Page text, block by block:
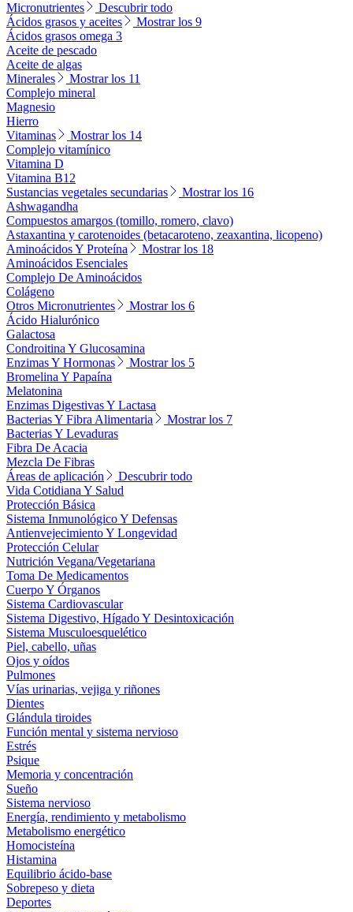
Micronutrientes
Descubrir todo
Ácidos grasos y aceites
Mostrar los 9
Ácidos grasos omega 3
Aceite de pescado
Aceite de algas
Minerales
Mostrar los 11
Complejo mineral
Magnesio
Hierro
Vitaminas
Mostrar los 14
Complejo vitamínico
Vitamina D
Vitamina B12
Sustancias vegetales secundarias
Mostrar los 16
Ashwagandha
Compuestos amargos (tomillo, romero, clavo)
Astaxantina y carotenoides (betacaroteno, zeaxantina, licopeno)
Aminoácidos Y Proteína
Mostrar los 18
Aminoácidos Esenciales
Complejo De Aminoácidos
Colágeno
Otros Micronutrientes
Mostrar los 6
Ácido Hialurónico
Galactosa
Condroitina Y Glucosamina
Enzimas Y Hormonas
Mostrar los 5
Bromelina Y Papaína
Melatonina
Enzimas Digestivas Y Lactasa
Bacterias Y Fibra Alimentaria
Mostrar los 7
Bacterias Y Levaduras
Fibra De Acacia
Mezcla De Fibras
Áreas de aplicación
Descubrir todo
Vida Cotidiana Y Salud
Protección Básica
Sistema Inmunológico Y Defensas
Antienvejecimiento Y Longevidad
Protección Celular
Nutrición Vegana/Vegetariana
Toma De Medicamentos
Cuerpo Y Órganos
Sistema Cardiovascular
Sistema Digestivo, Hígado Y Desintoxicación
Sistema Musculoesquelético
Piel, cabello, uñas
Ojos y oídos
Pulmones
Vías urinarias, vejiga y riñones
Dientes
Glándula tiroides
Función mental y sistema nervioso
Estrés
Psique
Memoria y concentración
Sueño
Sistema nervioso
Energía, rendimiento y metabolismo
Metabolismo energético
Homocisteína
Histamina
Equilibrio ácido-base
Sobrepeso y dieta
Deportes